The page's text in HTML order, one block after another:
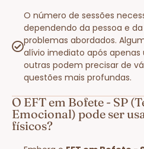
O número de sessões
dependendo da pessoa e
problemas abordados.
alívio imediato após
outras podem precisar de
questões mais profundas.
O EFT em Bofete - SP
Emocional) pode ser
físicos?